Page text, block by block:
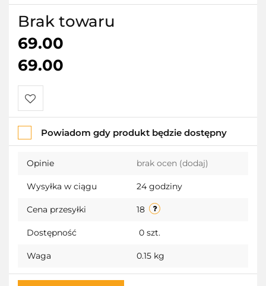
Brak towaru
69.00
69.00
Do
przechowalni
Powiadom gdy produkt będzie dostępny
Opinie brak ocen (dodaj)
Wysyłka w ciągu 24 godziny
Cena przesyłki 18
Dostępność 0 szt.
Waga 0.15 kg